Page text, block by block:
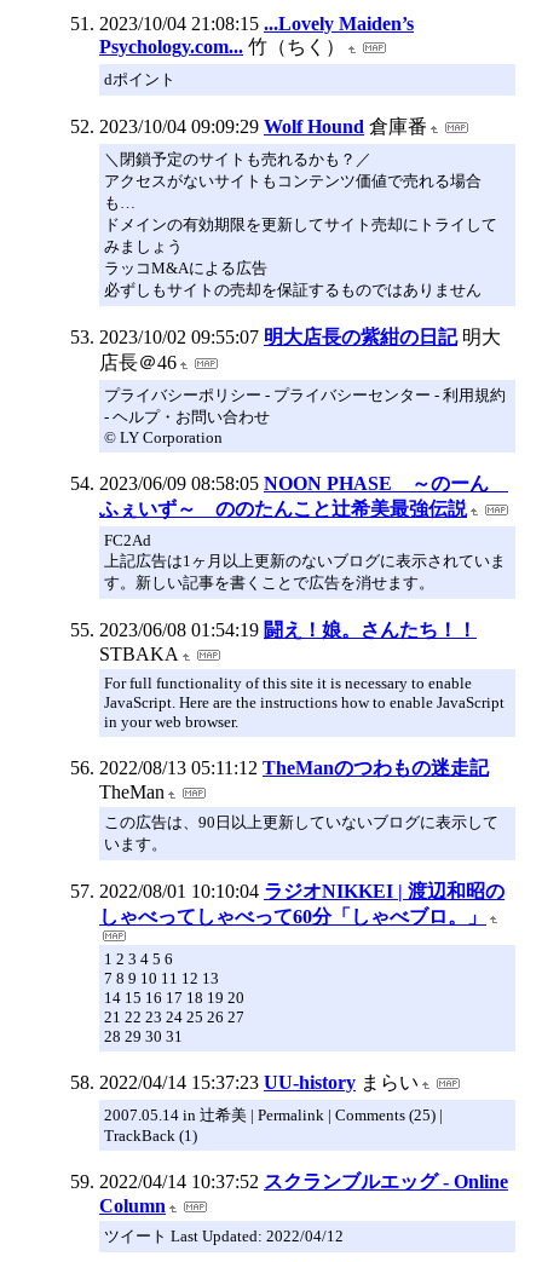
2023/10/04 21:08:15 ...Lovely Maiden’s
Psychology.com... 竹（ちく）
dポイント
2023/10/04 09:09:29 Wolf Hound 倉庫番
＼閉鎖予定のサイトも売れるかも？／
アクセスがないサイトもコンテンツ価値で売れる場合
も…
ドメインの有効期限を更新してサイト売却にトライして
みましょう
ラッコM&Aによる広告
必ずしもサイトの売却を保証するものではありません
2023/10/02 09:55:07 明大店長の紫紺の日記 明大
店長＠46
プライバシーポリシー - プライバシーセンター - 利用規約
- ヘルプ・お問い合わせ
© LY Corporation
2023/06/09 08:58:05 NOON PHASE ～のーん
ふぇいず～ ののたんこと辻希美最強伝説
FC2Ad
上記広告は1ヶ月以上更新のないブログに表示されていま
す。新しい記事を書くことで広告を消せます。
2023/06/08 01:54:19 闘え！娘。さんたち！！
STBAKA
For full functionality of this site it is necessary to enable
JavaScript. Here are the instructions how to enable JavaScript
in your web browser.
2022/08/13 05:11:12 TheManのつわもの迷走記
TheMan
この広告は、90日以上更新していないブログに表示して
います。
2022/08/01 10:10:04 ラジオNIKKEI | 渡辺和昭の
しゃべってしゃべって60分「しゃべブロ。」
1 2 3 4 5 6
7 8 9 10 11 12 13
14 15 16 17 18 19 20
21 22 23 24 25 26 27
28 29 30 31
2022/04/14 15:37:23 UU-history まらい
2007.05.14 in 辻希美 | Permalink | Comments (25) |
TrackBack (1)
2022/04/14 10:37:52 スクランブルエッグ - Online
Column
ツイート Last Updated: 2022/04/12